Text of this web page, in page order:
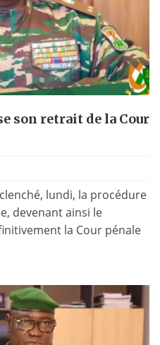
son retrait de la Cour
lundi, la procédure
devenant ainsi le
la Cour pénale